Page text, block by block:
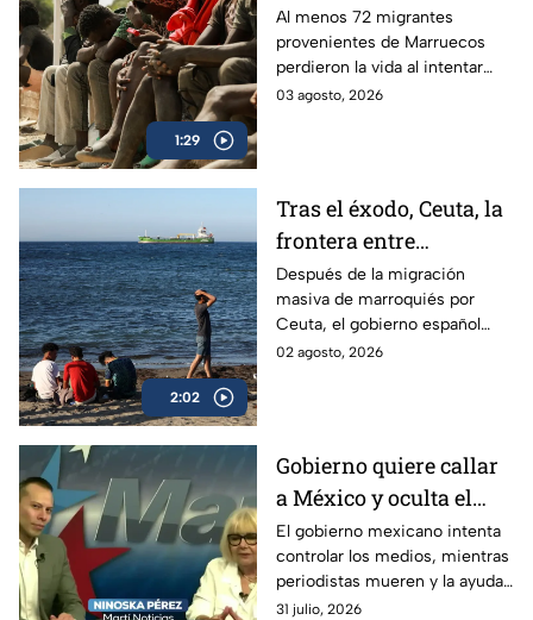
1:29
regresan a Marruecos
Al menos 72 migrantes
provenientes de Marruecos
perdieron la vida al intentar
superar las rompeolas y la valla
03 agosto, 2026
2:02
Tras el éxodo, Ceuta, la
frontera entre
Marruecos y España,
parece tranquila
Después de la migración
masiva de marroquiés por
Ceuta, el gobierno español
trabaja para contenerla,
02 agosto, 2026
Gobierno quiere callar
a México y oculta el
desvío de ayuda
humanitaria enviada a
Cuba
El gobierno mexicano intenta
controlar los medios, mientras
periodistas mueren y la ayuda
humanitaria enviada a Cuba
31 julio, 2026